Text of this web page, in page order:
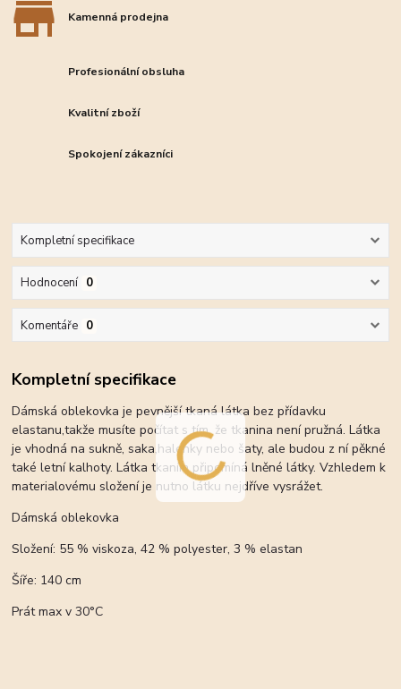
Kamenná prodejna
Profesionální obsluha
Kvalitní zboží
Spokojení zákazníci
Kompletní specifikace
Hodnocení 0
Komentáře 0
Kompletní specifikace
Dámská oblekovka je pevnější tkaná látka bez přídavku
elastanu,takže musíte počítat s tím, že tkanina není pružná. Látka
je vhodná na sukně, saka,halenky nebo šaty, ale budou z ní pěkné
také letní kalhoty. Látka tkaním připomíná lněné látky. Vzhledem k
materialovému složení je nutno látku nejdříve vysrážet.
Dámská oblekovka
Složení: 55 % viskoza, 42 % polyester, 3 % elastan
Šíře: 140 cm
Prát max v 30°C